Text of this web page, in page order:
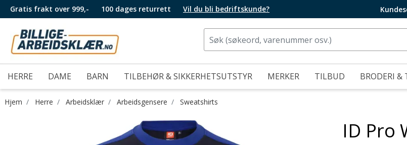
Gratis frakt over 999,- 100 dages returrett Vil du bli bedriftskunde?
HERRE DAME BARN TILBEHØR & SIKKERHETSUTSTYR MERKER TILBUD BRODERI &
Hjem Herre Arbeidsklær Arbeidsgensere Sweatshirts
ID Pro